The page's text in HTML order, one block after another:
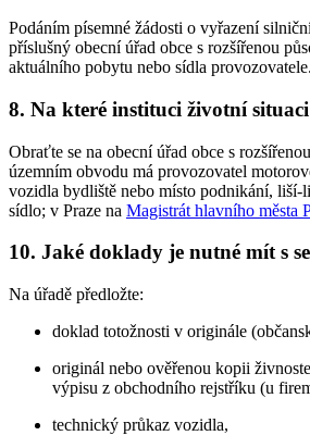
Podáním písemné žádosti o vyřazení
příslušný obecní úřad obce s rozšířenou
aktuálního pobytu nebo sídla provozovatele.
8. Na které instituci životní
Obraťte se na obecní úřad obce s
územním obvodu má provozovatel
vozidla bydliště nebo místo podnikání, liší-
sídlo; v Praze na Magistrát hlavního města
10. Jaké doklady je nutné mít s
Na úřadě předložte:
doklad totožnosti v originále
originál nebo ověřenou kopii
výpisu z obchodního rejstříku (u
technický průkaz vozidla,